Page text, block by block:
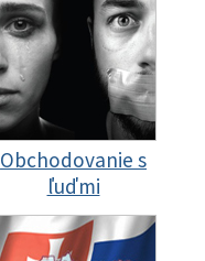
Obchodovanie s
ľuďmi